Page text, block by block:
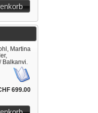
Martina
David /
Raphaël /
du
/
K. /
699.00